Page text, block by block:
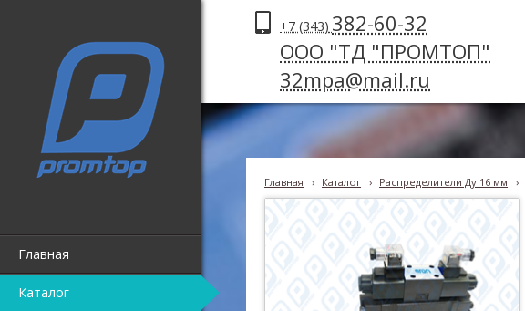
Главная
Каталог
+7 (343) 382-60-32
ООО "ТД "ПРОМТОП"
32mpa@mail.ru
Главная › Каталог › Распределители Ду 16 мм ›